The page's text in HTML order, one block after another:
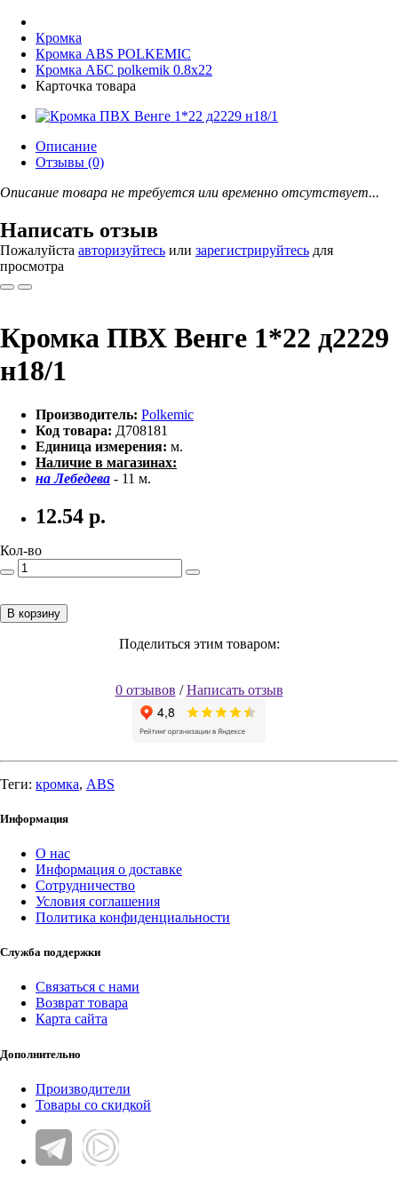
Кромка
Кромка ABS POLKEMIС
Кромка АБС polkemik 0.8x22
Карточка товара
Описание
Отзывы (0)
Описание товара не требуется или временно отсутствует...
Написать отзыв
Пожалуйста авторизуйтесь или зарегистрируйтесь для
просмотра
Кромка ПВХ Венге 1*22 д2229
н18/1
Производитель: Polkemic
Код товара: Д708181
Единица измерения: м.
Наличие в магазинах:
на Лебедева - 11 м.
12.54 р.
Кол-во
В корзину
Поделиться этим товаром:
0 отзывов /Написать отзыв
Теги: кромка, ABS
Информация
О нас
Информация о доставке
Сотрудничество
Условия соглашения
Политика конфиденциальности
Служба поддержки
Связаться с нами
Возврат товара
Карта сайта
Дополнительно
Производители
Товары со скидкой